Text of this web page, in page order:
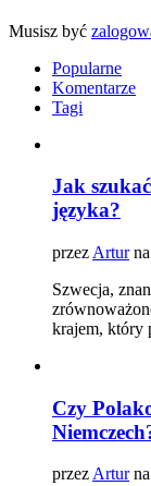
Musisz być
Popularne
Komentarze
Tagi
Jak
języka?
przez Arturna
Szwecja,
krajem, który
Czy
przez Arturna